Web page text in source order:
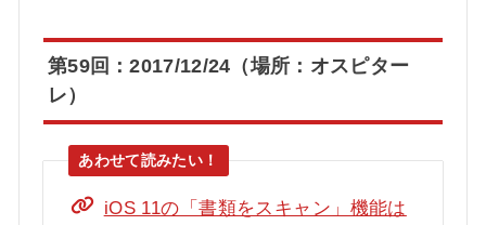
第59回：2017/12/24（場所：オスピター
レ）
iOS 11の「書類をスキャン」機能は